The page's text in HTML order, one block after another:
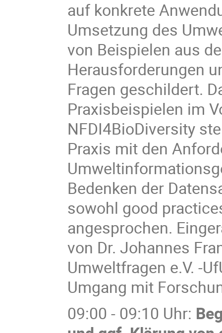
auf konkrete
Umsetzung des
von Beispielen aus
Herausforderungen
Fragen geschildert.
Praxisbeispielen im
NFDI4BioDiversity
Praxis mit den
Bedenken der
sowohl good
angesprochen.
von Dr. Johannes
Umweltfragen e.V. -
Umgang mit
09:00 - 09:10 Uhr: